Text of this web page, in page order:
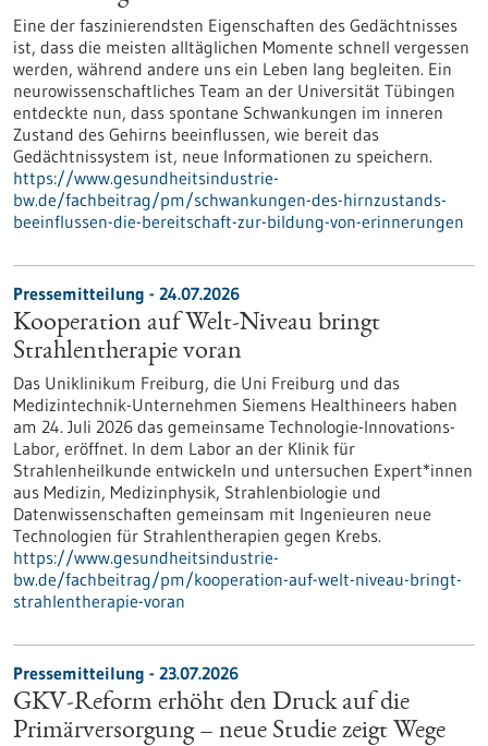
Eine der faszinierendsten Eigenschaften des Gedächtnisses
ist, dass die meisten alltäglichen Momente schnell vergessen
werden, während andere uns ein Leben lang begleiten. Ein
neurowissenschaftliches Team an der Universität Tübingen
entdeckte nun, dass spontane Schwankungen im inneren
Zustand des Gehirns beeinflussen, wie bereit das
Gedächtnissystem ist, neue Informationen zu speichern.
https://www.gesundheitsindustrie-
bw.de/fachbeitrag/pm/schwankungen-des-hirnzustands-
beeinflussen-die-bereitschaft-zur-bildung-von-erinnerungen
Pressemitteilung - 24.07.2026
Kooperation auf Welt-Niveau bringt
Strahlentherapie voran
Das Uniklinikum Freiburg, die Uni Freiburg und das
Medizintechnik-Unternehmen Siemens Healthineers haben
am 24. Juli 2026 das gemeinsame Technologie-Innovations-
Labor, eröffnet. In dem Labor an der Klinik für
Strahlenheilkunde entwickeln und untersuchen Expert*innen
aus Medizin, Medizinphysik, Strahlenbiologie und
Datenwissenschaften gemeinsam mit Ingenieuren neue
Technologien für Strahlentherapien gegen Krebs.
https://www.gesundheitsindustrie-
bw.de/fachbeitrag/pm/kooperation-auf-welt-niveau-bringt-
strahlentherapie-voran
Pressemitteilung - 23.07.2026
GKV-Reform erhöht den Druck auf die
Primärversorgung – neue Studie zeigt Wege